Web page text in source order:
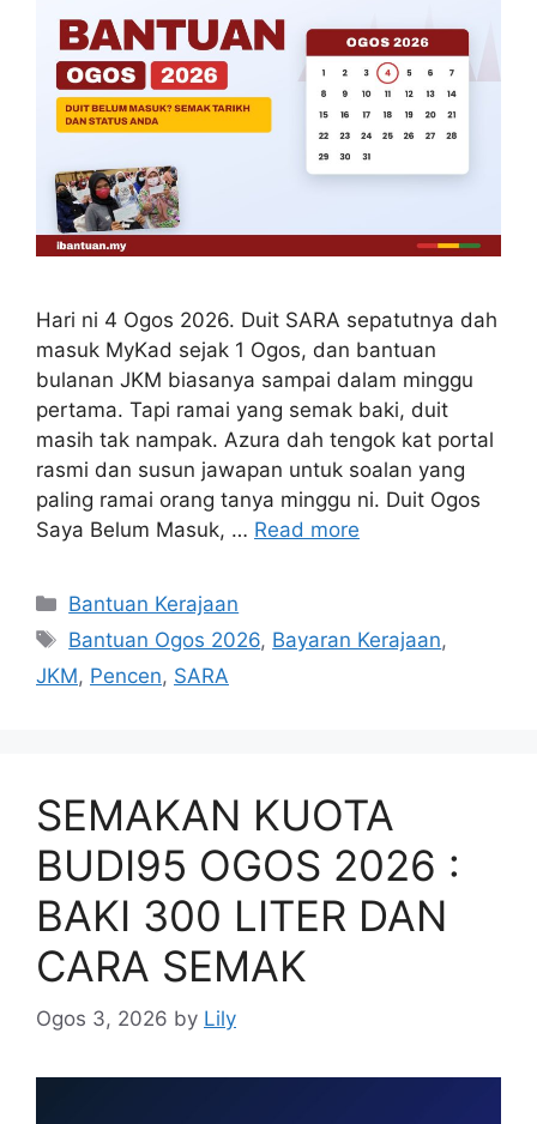
Hari ni 4 Ogos 2026. Duit SARA sepatutnya dah
masuk MyKad sejak 1 Ogos, dan bantuan
bulanan JKM biasanya sampai dalam minggu
pertama. Tapi ramai yang semak baki, duit
masih tak nampak. Azura dah tengok kat portal
rasmi dan susun jawapan untuk soalan yang
paling ramai orang tanya minggu ni. Duit Ogos
Saya Belum Masuk, … Read more
Categories
Bantuan Kerajaan
Tags
Bantuan Ogos 2026, Bayaran Kerajaan,
JKM, Pencen, SARA
SEMAKAN KUOTA
BUDI95 OGOS 2026 :
BAKI 300 LITER DAN
CARA SEMAK
Ogos 3, 2026 by Lily